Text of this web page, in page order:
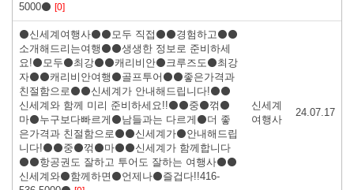
5000⚫ [0]
⚫신세계여행사⚫⚫모두 직접⚫⚫경험하고⚫⚫
소개해드리는여행⚫⚫생생한 정보로 준비하세
요!⚫모두⚫최강⚫⚫캐리비안⚫크루즈도⚫최강
자⚫⚫캐리비안여행⚫골프투어⚫⚫좋은가격과
친절함으로⚫⚫신세계가 안내해드립니다!⚫⚫
신세계와 함께 미리 준비하세요!!⚫⚫중⚫꺾⚫
마⚫누구보다빠르게⚫남들과는 다르게⚫더 좋
은가격과 친절함으로⚫⚫신세계가⚫안내해드립
니다!⚫⚫중⚫꺾⚫마⚫⚫신세계가 함께합니다
⚫⚫항공권도 잘하고 투어도 잘하는 여행사⚫⚫
신세계와⚫함께하면⚫언제나⚫즐겁다!!416-
신세계
여행사
24.07.17